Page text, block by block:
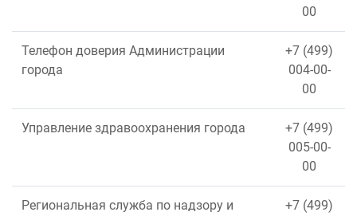
00
Телефон доверия Администрации
города
+7 (499)
004-00-
00
Управление здравоохранения города
+7 (499)
005-00-
00
Региональная служба по надзору и
+7 (499)